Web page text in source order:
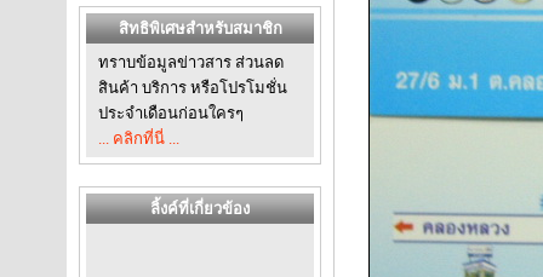
สิทธิพิเศษสำหรับสมาชิก
ทราบข้อมูลข่าวสาร ส่วนลด
สินค้า บริการ หรือโปรโมชั่น
ประจำเดือนก่อนใครๆ
... คลิกที่นี่ ...
ลิ้งค์ที่เกี่ยวข้อง